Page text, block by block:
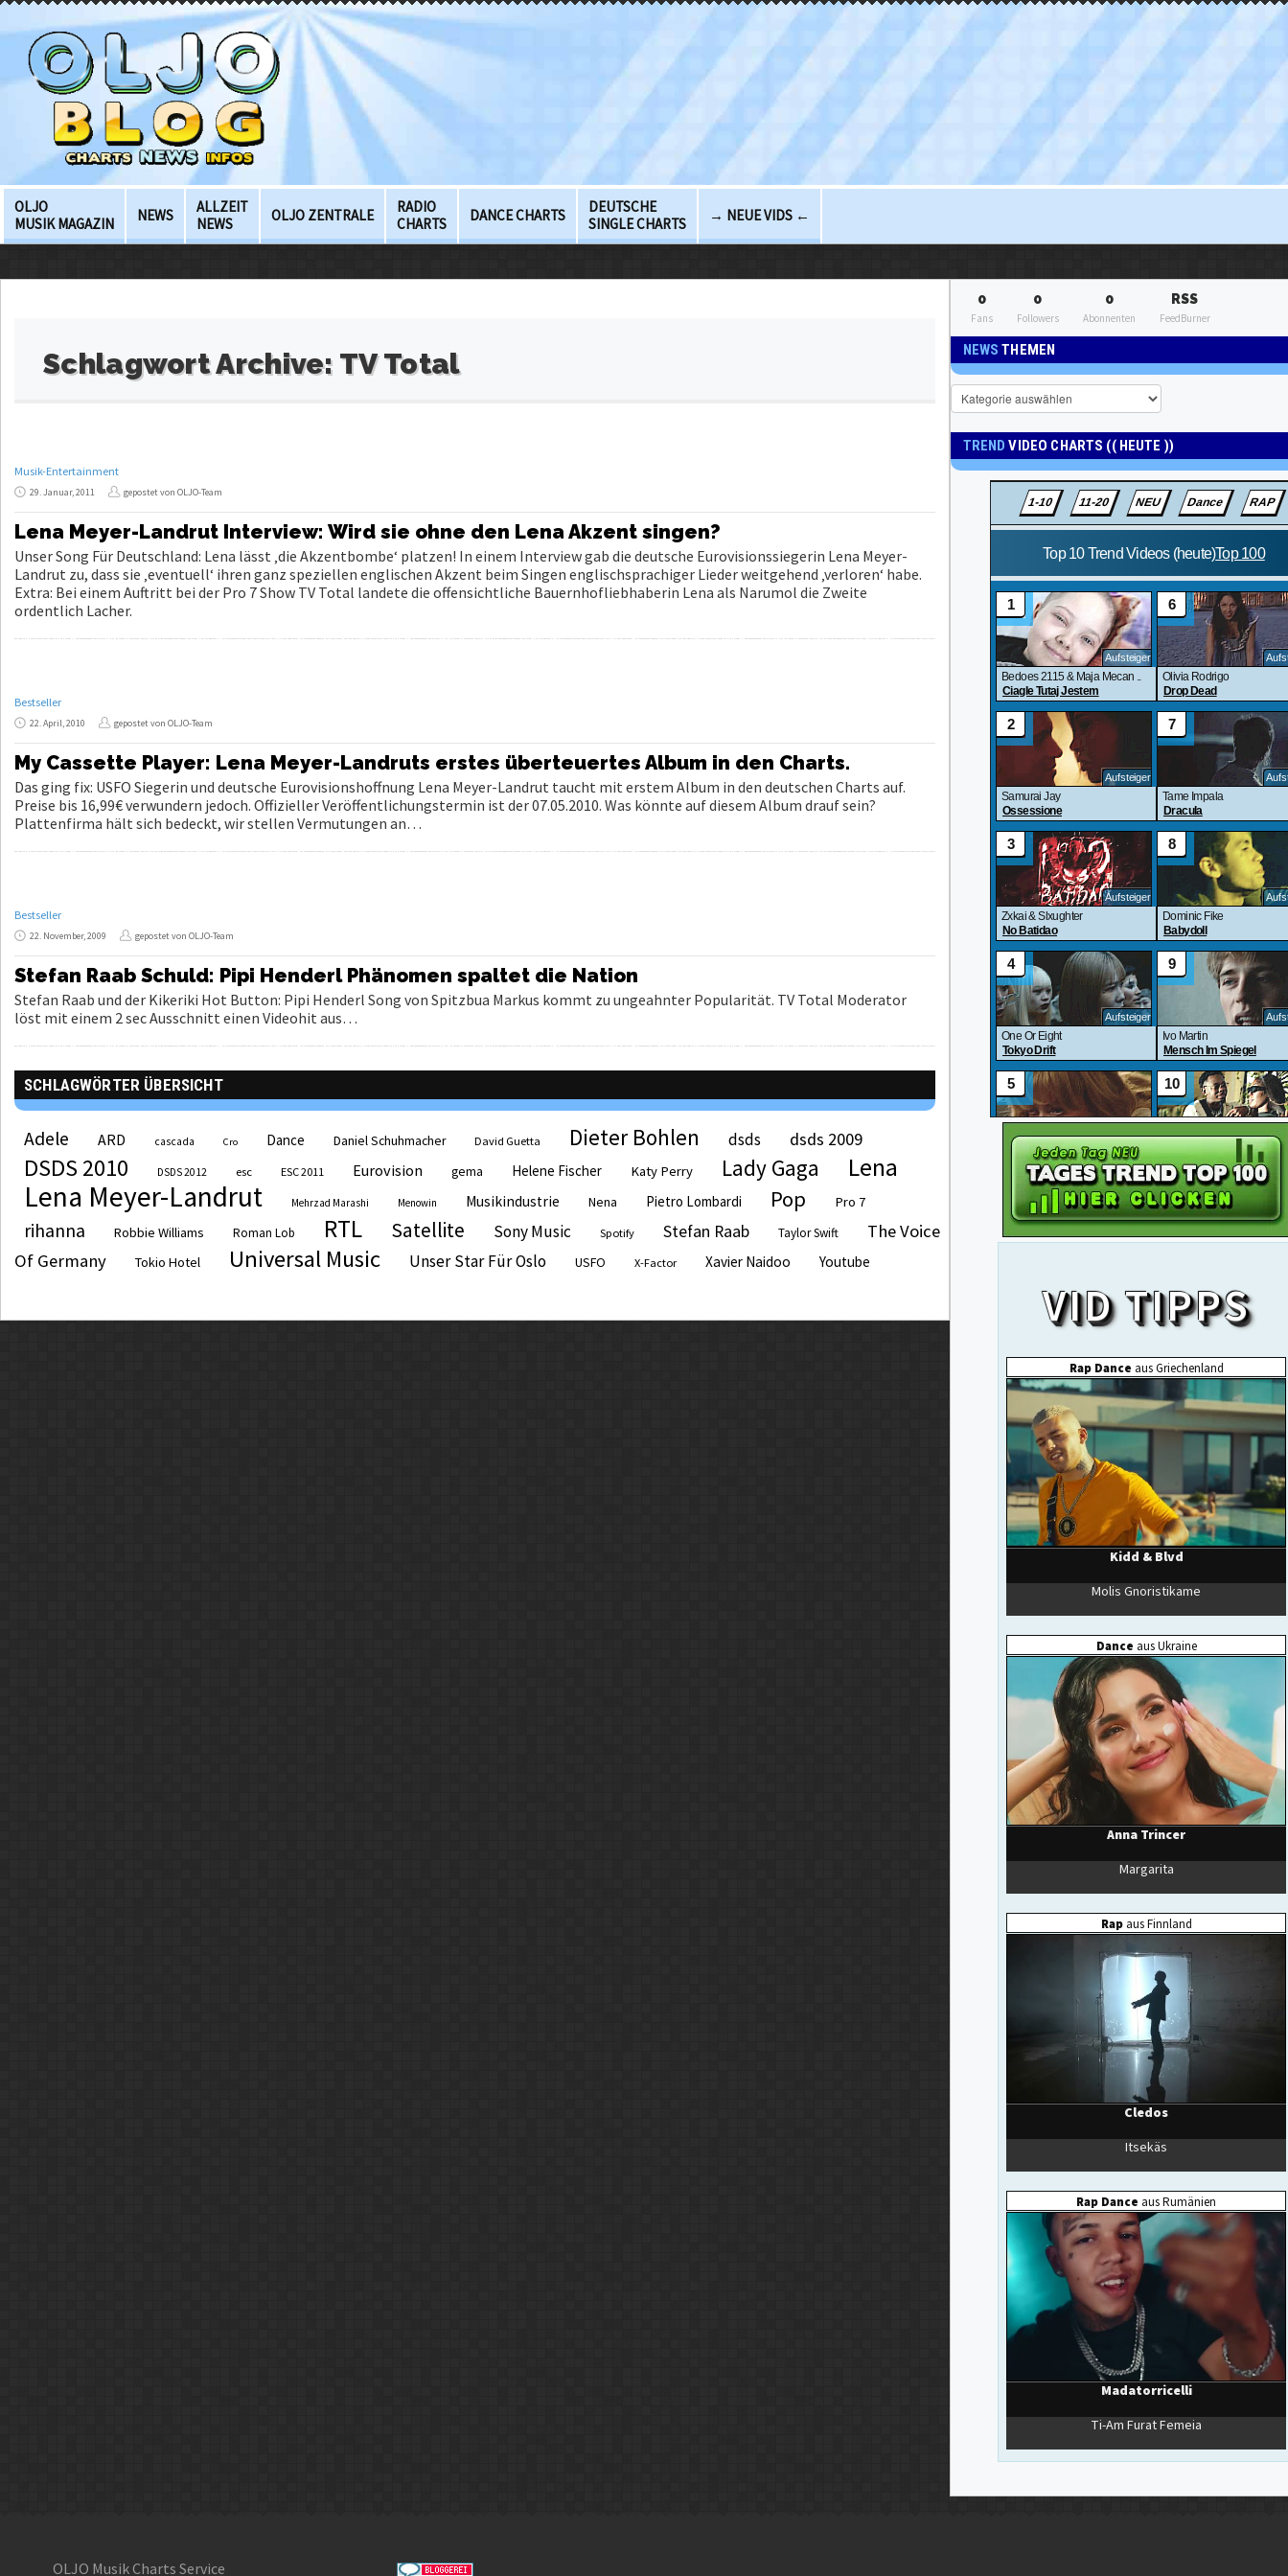
OLJO
MUSIK MAGAZIN
NEWS
ALLZEIT
NEWS
OLJO ZENTRALE
RADIO
CHARTS
DANCE CHARTS
DEUTSCHE
SINGLE CHARTS
→ NEUE VIDS ←
Schlagwort Archive: TV Total
Musik-Entertainment
29. Januar, 2011 gepostet von OLJO-Team
Lena Meyer-Landrut Interview: Wird sie ohne den Lena Akzent singen?
Unser Song Für Deutschland: Lena lässt ‚die Akzentbombe‘ platzen! In einem Interview gab die deutsche Eurovisionssiegerin Lena Meyer-
Landrut zu, dass sie ‚eventuell‘ ihren ganz speziellen englischen Akzent beim Singen englischsprachiger Lieder weitgehend ‚verloren‘ habe.
Extra: Bei einem Auftritt bei der Pro 7 Show TV Total landete die offensichtliche Bauernhofliebhaberin Lena als Narumol die Zweite
ordentlich Lacher.
Bestseller
22. April, 2010 gepostet von OLJO-Team
My Cassette Player: Lena Meyer-Landruts erstes überteuertes Album in den Charts.
Das ging fix: USFO Siegerin und deutsche Eurovisionshoffnung Lena Meyer-Landrut taucht mit erstem Album in den deutschen Charts auf.
Preise bis 16,99€ verwundern jedoch. Offizieller Veröffentlichungstermin ist der 07.05.2010. Was könnte auf diesem Album drauf sein?
Plattenfirma hält sich bedeckt, wir stellen Vermutungen an…
Bestseller
22. November, 2009 gepostet von OLJO-Team
Stefan Raab Schuld: Pipi Henderl Phänomen spaltet die Nation
Stefan Raab und der Kikeriki Hot Button: Pipi Henderl Song von Spitzbua Markus kommt zu ungeahnter Popularität. TV Total Moderator
löst mit einem 2 sec Ausschnitt einen Videohit aus…
SCHLAGWÖRTER ÜBERSICHT
Adele ARD cascada Cro Dance Daniel Schuhmacher David Guetta Dieter Bohlen dsds dsds 2009
DSDS 2010 DSDS 2012 esc ESC 2011 Eurovision gema Helene Fischer Katy Perry Lady Gaga Lena
Lena Meyer-Landrut Mehrzad Marashi Menowin Musikindustrie Nena Pietro Lombardi Pop Pro 7
rihanna Robbie Williams Roman Lob RTL Satellite Sony Music Spotify Stefan Raab Taylor Swift
The Voice
Of Germany
Tokio Hotel Universal Music Unser Star Für Oslo USFO X-Factor Xavier Naidoo Youtube
0
Fans
0
Followers
0
Abonnenten
RSS
FeedBurner
NEWSTHEMEN
News
Themen
TRENDVIDEO CHARTS (( HEUTE ))
OLJO Musik Charts Service